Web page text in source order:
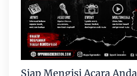
Siap Mengisi Acara Anda